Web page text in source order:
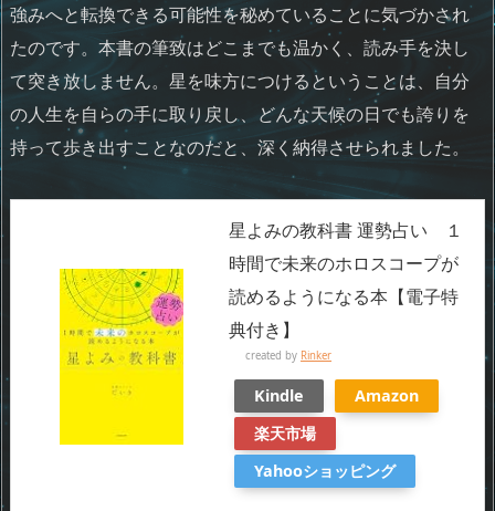
強みへと転換できる可能性を秘めていることに気づかされ
たのです。本書の筆致はどこまでも温かく、読み手を決し
て突き放しません。星を味方につけるということは、自分
の人生を自らの手に取り戻し、どんな天候の日でも誇りを
持って歩き出すことなのだと、深く納得させられました。
星よみの教科書 運勢占い １
時間で未来のホロスコープが
読めるようになる本【電子特
典付き】
created by Rinker
Kindle
Amazon
楽天市場
Yahooショッピング